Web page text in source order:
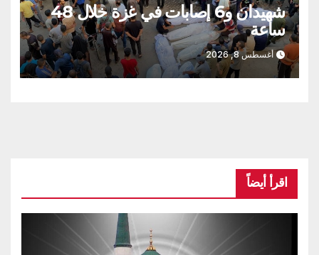
شهيدان و6 إصابات في غزة خلال 48
ساعة
أغسطس 8, 2026
اقرأ أيضاً